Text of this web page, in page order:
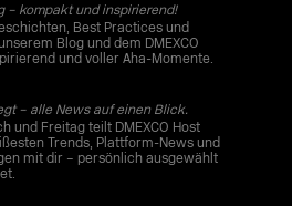
– kompakt und inspirierend!
Best Practices und
Blog und dem DMEXCO
und voller Aha-Momente.
– alle News auf einen Blick.
und Freitag teilt DMEXCO Host
Trends, Plattform-News und
mit dir – persönlich ausgewählt